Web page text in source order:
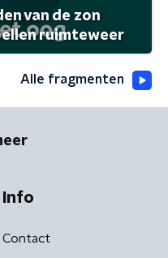
van de zon
ruimteweer
Alle fragmenten
Info
Contact